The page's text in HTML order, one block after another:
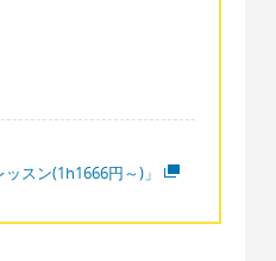
スン(1h1666円～)」